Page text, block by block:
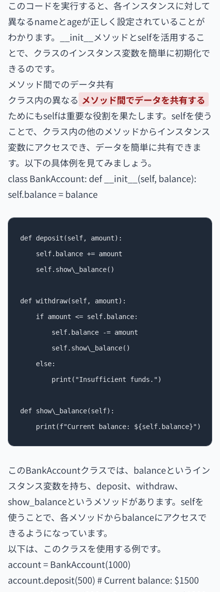
このコードを実行すると、各インスタンスに対して
異なるnameとageが正しく設定されていることが
わかります。__init__メソッドとselfを活用するこ
とで、クラスのインスタンス変数を簡単に初期化で
きるのです。
メソッド間でのデータ共有
クラス内の異なる メソッド間でデータを共有する
ためにもselfは重要な役割を果たします。selfを使う
ことで、クラス内の他のメソッドからインスタンス
変数にアクセスでき、データを簡単に共有できま
す。以下の具体例を見てみましょう。
class BankAccount: def __init__(self, balance):
self.balance = balance
def deposit(self, amount):
    self.balance += amount
    self.show\_balance()
def withdraw(self, amount):
    if amount <= self.balance:
        self.balance -= amount
        self.show\_balance()
    else:
        print("Insufficient funds.")
def show\_balance(self):
このBankAccountクラスでは、balanceというイン
スタンス変数を持ち、deposit、withdraw、
show_balanceというメソッドがあります。selfを
使うことで、各メソッドからbalanceにアクセスで
きるようになっています。
以下は、このクラスを使用する例です。
account = BankAccount(1000)
account.deposit(500) # Current balance: $1500